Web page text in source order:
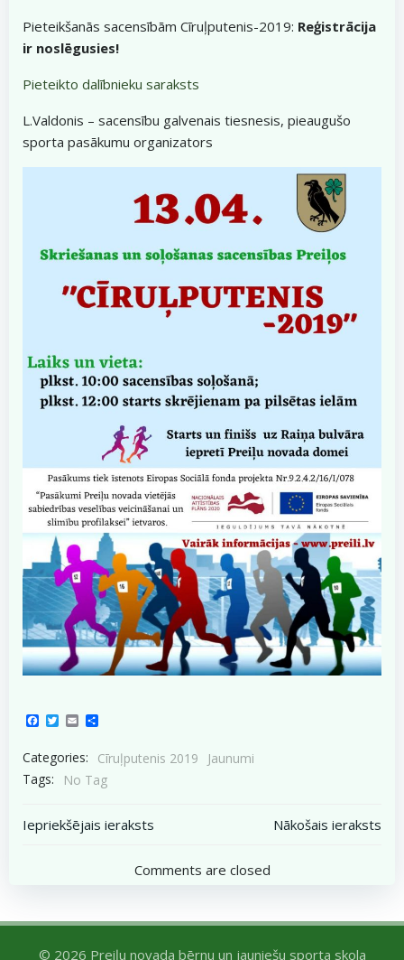
Pieteikšanās sacensībām Cīruļputenis-2019: Reģistrācija
ir noslēgusies!
Pieteikto dalībnieku saraksts
L.Valdonis – sacensību galvenais tiesnesis, pieaugušo
sporta pasākumu organizators
Facebook
Twitter
Email
Categories: Cīruļputenis 2019
Jaunumi
Tags:
No Tag
Post
navigation
Iepriekšējais ieraksts
navigation
Nākošais ieraksts
Comments are closed
© 2026 Preiļu novada bērnu un jauniešu sporta skola